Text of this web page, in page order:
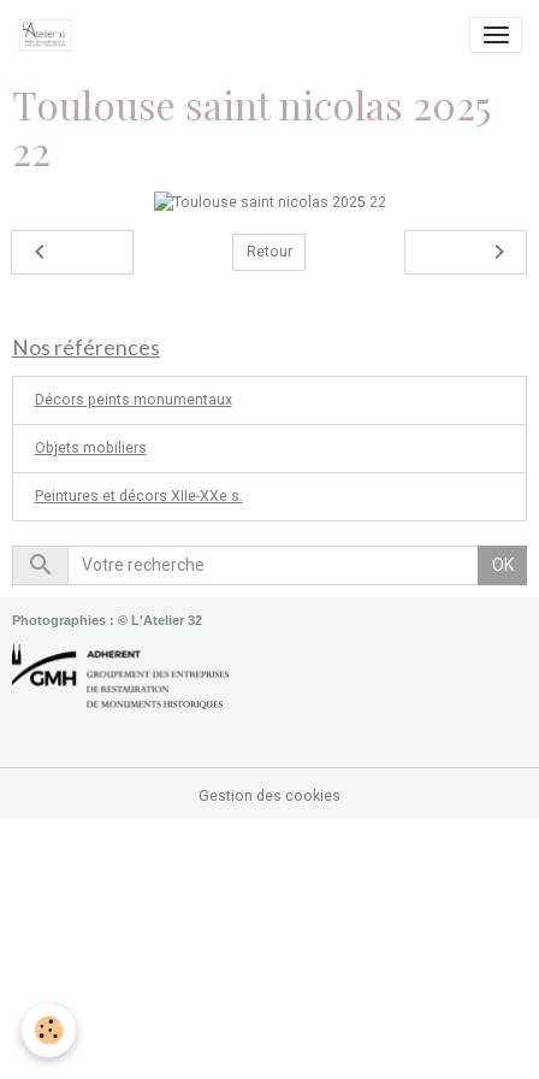
Toulouse saint nicolas 2025
22
Retour
Nos références
Décors peints monumentaux
Objets mobiliers
Peintures et décors XIIe-XXe s.
OK
Photographies : © L'Atelier 32
Gestion des cookies